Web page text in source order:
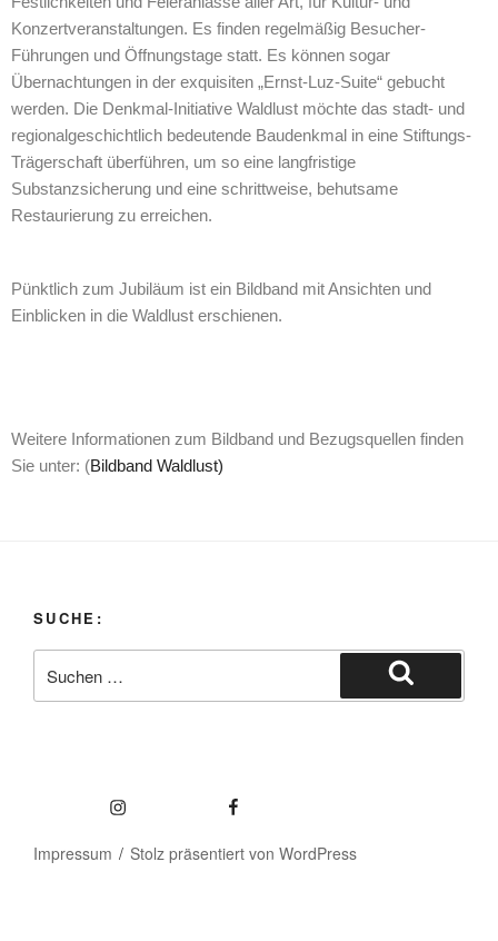
Konzertveranstaltungen. Es finden regelmäßig Besucher-
Führungen und Öffnungstage statt. Es können sogar
Übernachtungen in der exquisiten „Ernst-Luz-Suite“ gebucht
werden. Die Denkmal-Initiative Waldlust möchte das stadt- und
regionalgeschichtlich bedeutende Baudenkmal in eine Stiftungs-
Trägerschaft überführen, um so eine langfristige
Substanzsicherung und eine schrittweise, behutsame
Restaurierung zu erreichen.
Pünktlich zum Jubiläum ist ein Bildband mit Ansichten und
Einblicken in die Waldlust erschienen.
Weitere Informationen zum Bildband und Bezugsquellen finden
Sie unter: (Bildband Waldlust)
SUCHE:
Impressum Stolz präsentiert von WordPress